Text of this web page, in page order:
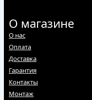
О магазине
О нас
Оплата
Доставка
Гарантия
Контакты
Монтаж